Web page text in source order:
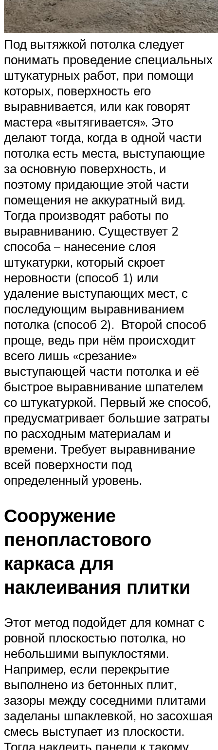
Под вытяжкой потолка следует
понимать проведение специальных
штукатурных работ, при помощи
которых, поверхность его
выравнивается, или как говорят
мастера «вытягивается». Это
делают тогда, когда в одной части
потолка есть места, выступающие
за основную поверхность, и
поэтому придающие этой части
помещения не аккуратный вид.
Тогда производят работы по
выравниванию. Существует 2
способа – нанесение слоя
штукатурки, который скроет
неровности (способ 1) или
удаление выступающих мест, с
последующим выравниванием
потолка (способ 2). Второй способ
проще, ведь при нём происходит
всего лишь «срезание»
выступающей части потолка и её
быстрое выравнивание шпателем
со штукатуркой. Первый же способ,
предусматривает большие затраты
по расходным материалам и
времени. Требует выравнивание
всей поверхности под
определенный уровень.
Сооружение
пенопластового
каркаса для
наклеивания плитки
Этот метод подойдет для комнат с
ровной плоскостью потолка, но
небольшими выпуклостями.
Например, если перекрытие
выполнено из бетонных плит,
зазоры между соседними плитами
заделаны шпаклевкой, но засохшая
смесь выступает из плоскости.
Тогда наклеить панели к такому